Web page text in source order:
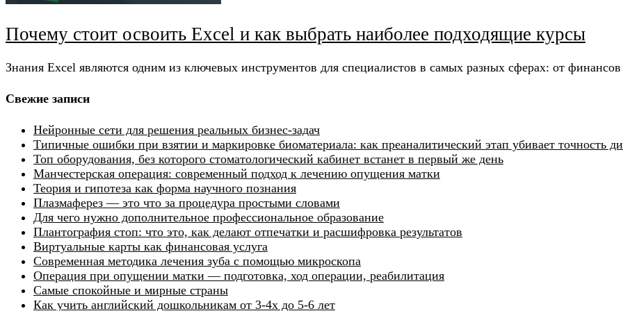
Почему стоит освоить Excel и как выбрать наиболее подходящие курсы
Знания Excel являются одним из ключевых инструментов для специалистов в самых разных сферах: от
Свежие записи
Нейронные сети для решения реальных бизнес-задач
Типичные ошибки при взятии и маркировке биоматериала: как преаналитический этап убивает точность
Топ оборудования, без которого стоматологический кабинет встанет в первый же день
Манчестерская операция: современный подход к лечению опущения матки
Теория и гипотеза как форма научного познания
Плазмаферез — это что за процедура простыми словами
Для чего нужно дополнительное профессиональное образование
Плантография стоп: что это, как делают отпечатки и расшифровка результатов
Виртуальные карты как финансовая услуга
Современная методика лечения зуба с помощью микроскопа
Операция при опущении матки — подготовка, ход операции, реабилитация
Самые спокойные и мирные страны
Как учить английский дошкольникам от 3-4х до 5-6 лет